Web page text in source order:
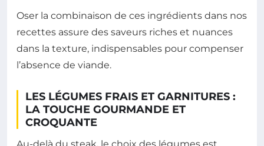
Oser la combinaison de ces ingrédients dans nos
recettes assure des saveurs riches et nuances
dans la texture, indispensables pour compenser
l’absence de viande.
LES LÉGUMES FRAIS ET GARNITURES :
LA TOUCHE GOURMANDE ET
CROQUANTE